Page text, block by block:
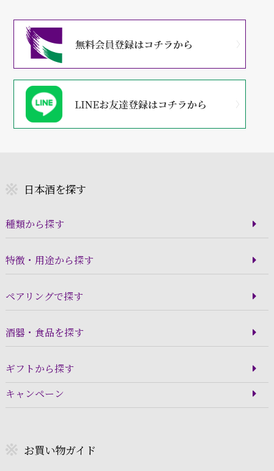
日本酒を探す
種類から探す
特徴・用途から探す
ペアリングで探す
酒器・食品を探す
ギフトから探す
キャンペーン
お買い物ガイド